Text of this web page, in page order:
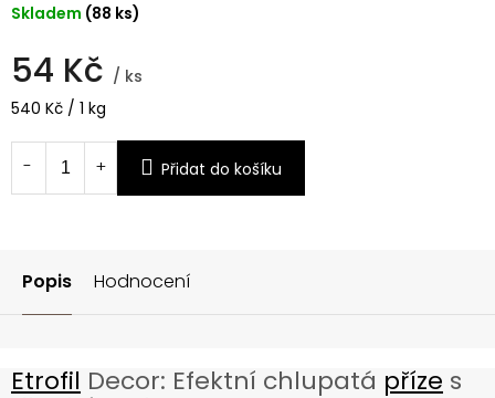
54 Kč / ks
Měrná
540 Kč / 1 kg
Skladem (88 ks)
Přidat do košíku
Popis Hodnocení
Etrofil Decor: Efektní chlupatá příze s